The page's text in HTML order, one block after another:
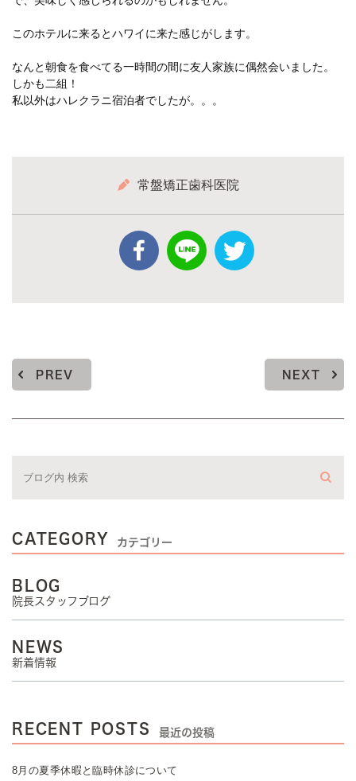
このホテルに来るとハワイに来た感じがします。
なんと朝食を食べてる一時間の間に友人家族に偶然会いました。
しかも二組！
私以外はハレクラニ宿泊者でしたが。。。
常盤矯正歯科医院
PREV NEXT
CATEGORY カテゴリー
BLOG
院長スタッフブログ
NEWS
新着情報
RECENT POSTS 最近の投稿
8月の夏季休暇と臨時休診について